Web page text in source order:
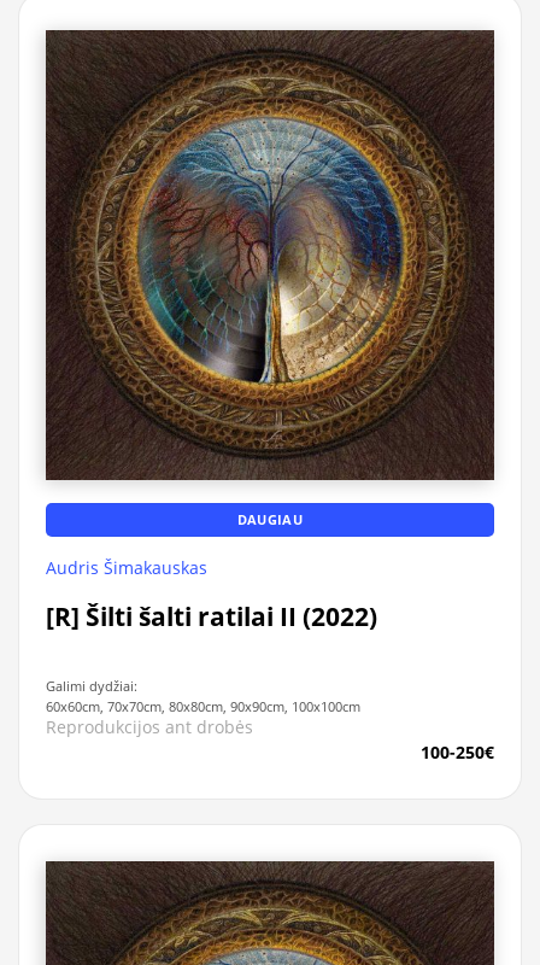
DAUGIAU
Audris Šimakauskas
[R] Šilti šalti ratilai II (2022)
Galimi dydžiai:
60x60cm, 70x70cm, 80x80cm, 90x90cm, 100x100cm
Reprodukcijos ant drobės
100-250€